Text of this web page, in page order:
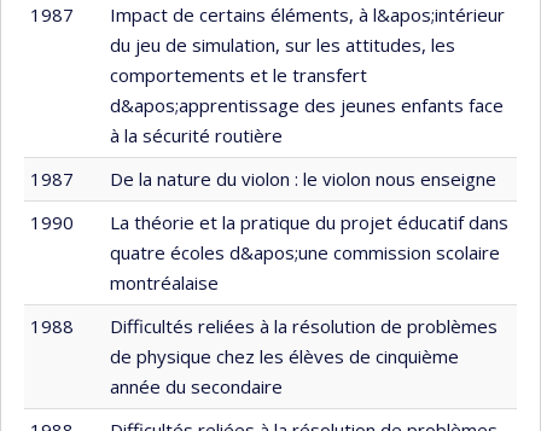
1987
Impact de certains éléments, à l&apos;intérieur
du jeu de simulation, sur les attitudes, les
comportements et le transfert
d&apos;apprentissage des jeunes enfants face
à la sécurité routière
1987
De la nature du violon : le violon nous enseigne
1990
La théorie et la pratique du projet éducatif dans
quatre écoles d&apos;une commission scolaire
montréalaise
1988
Difficultés reliées à la résolution de problèmes
de physique chez les élèves de cinquième
année du secondaire